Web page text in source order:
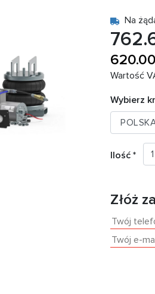
Na
Wartość
Wybierz
Ilość *
Złóż